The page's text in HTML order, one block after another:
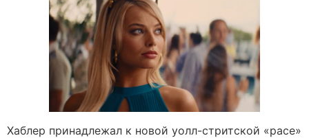
Хаблер принадлежал к новой уолл-стритской «расе»